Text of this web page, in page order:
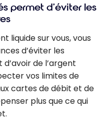
permet d’éviter les
liquide sur vous, vous
d’éviter les
de l’argent
vos limites de
cartes de débit et de
plus que ce qui